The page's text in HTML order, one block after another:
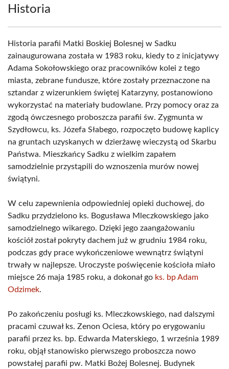
Historia
Historia parafii Matki Boskiej Bolesnej w Sadku
zainaugurowana została w 1983 roku, kiedy to z inicjatywy
Adama Sokołowskiego oraz pracowników kolei z tego
miasta, zebrane fundusze, które zostały przeznaczone na
sztandar z wizerunkiem świętej Katarzyny, postanowiono
wykorzystać na materiały budowlane. Przy pomocy oraz za
zgodą ówczesnego proboszcza parafii św. Zygmunta w
Szydłowcu, ks. Józefa Słabego, rozpoczęto budowę kaplicy
na gruntach uzyskanych w dzierżawę wieczystą od Skarbu
Państwa. Mieszkańcy Sadku z wielkim zapałem
samodzielnie przystąpili do wznoszenia murów nowej
świątyni.
W celu zapewnienia odpowiedniej opieki duchowej, do
Sadku przydzielono ks. Bogusława Mleczkowskiego jako
samodzielnego wikarego. Dzięki jego zaangażowaniu
kościół został pokryty dachem już w grudniu 1984 roku,
podczas gdy prace wykończeniowe wewnątrz świątyni
trwały w najlepsze. Uroczyste poświęcenie kościoła miało
miejsce 26 maja 1985 roku, a dokonał go ks. bp Adam
Odzimek.
Po zakończeniu posługi ks. Mleczkowskiego, nad dalszymi
pracami czuwał ks. Zenon Ociesa, który po erygowaniu
parafii przez ks. bp. Edwarda Materskiego, 1 września 1989
roku, objął stanowisko pierwszego proboszcza nowo
powstałej parafii pw. Matki Bożej Bolesnej. Budynek